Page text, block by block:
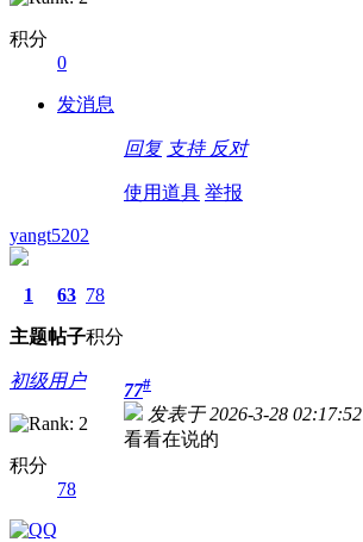
积分
0
发消息
回复 支持 反对
使用道具 举报
yangt5202
1
主题
63
帖子
78
积分
初级用户
积分
78
77#
发表于 2026-3-28 02:17:52
看看在说的